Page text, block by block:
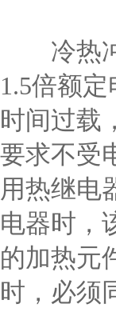
冷热冲
1.5倍额
时间过载
要求不受
用热继电
电器时，
的加热元
时，必须